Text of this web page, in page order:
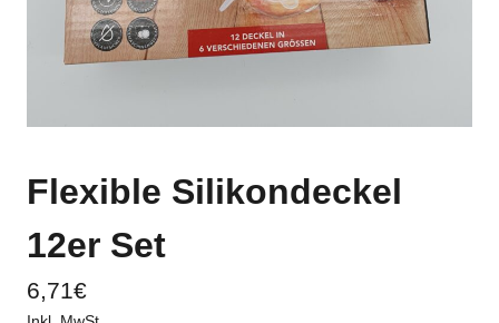
Flexible Silikondeckel
12er Set
6,71€